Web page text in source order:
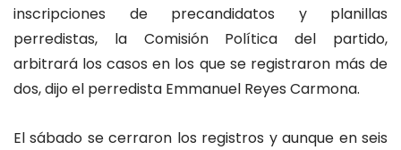
inscripciones de precandidatos y planillas
perredistas, la Comisión Política del partido,
arbitrará los casos en los que se registraron más de
dos, dijo el perredista Emmanuel Reyes Carmona.
El sábado se cerraron los registros y aunque en seis